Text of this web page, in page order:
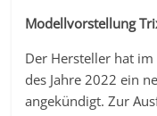
Modellvorstellung
Der Hersteller hat
des Jahre 2022 ein
angekündigt. Zur